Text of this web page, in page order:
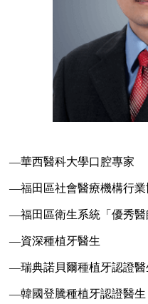
—華西醫科大學口腔專家
—福田區社會醫療機構行
—福田區衛生系統「優秀
—資深種植牙醫生
—瑞典諾貝爾種植牙認證醫
—韓國登騰種植牙認證醫生